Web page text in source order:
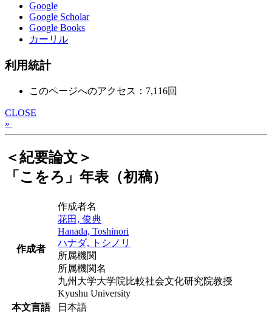
Google
Google Scholar
Google Books
カーリル
利用統計
このページへのアクセス：7,116回
CLOSE
»
＜紀要論文＞
「こをろ」年表（初稿）
作成者
作成者名
花田, 俊典
Hanada, Toshinori
ハナダ, トシノリ
所属機関
所属機関名
九州大学大学院比較社会文化研究院教授
Kyushu University
本文言語
日本語